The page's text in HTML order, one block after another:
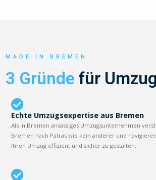
MADE IN BREMEN
3 Gründe für
Echte Umzugsexpertise aus Bremen
Als in Bremen ansässiges Umzugsunternehmen
Bremen nach Patras wie kein anderer und
Ihren Umzug effizient und sicher zu gestalten.